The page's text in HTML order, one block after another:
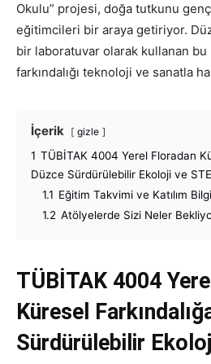
Okulu” projesi, doğa tutkunu
eğitimcileri bir araya getiriyor.
bir laboratuvar olarak kullanan
farkındalığı teknoloji ve sanatla
İçerik gizle
1 TÜBİTAK 4004 Yerel Floradan
Düzce Sürdürülebilir Ekoloji ve
1.1 Eğitim Takvimi ve Katılım
1.2 Atölyelerde Sizi Neler
TÜBİTAK 4004
Küresel
Sürdürülebilir